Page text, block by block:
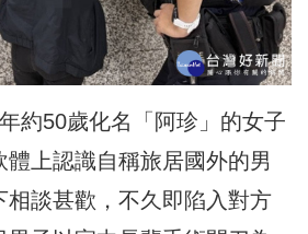
約50歲化名「阿珍」 的女子
上認識自稱旅居國外的男
相談甚歡，不久即陷入對方